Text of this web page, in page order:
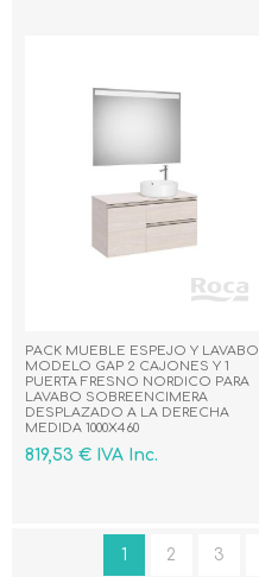
PACK MUEBLE ESPEJO Y LAVABO
MODELO GAP 2 CAJONES Y 1
PUERTA FRESNO NORDICO PARA
LAVABO SOBREENCIMERA
DESPLAZADO A LA DERECHA
MEDIDA 1000X460
819,53 € IVA Inc.
1 2 3